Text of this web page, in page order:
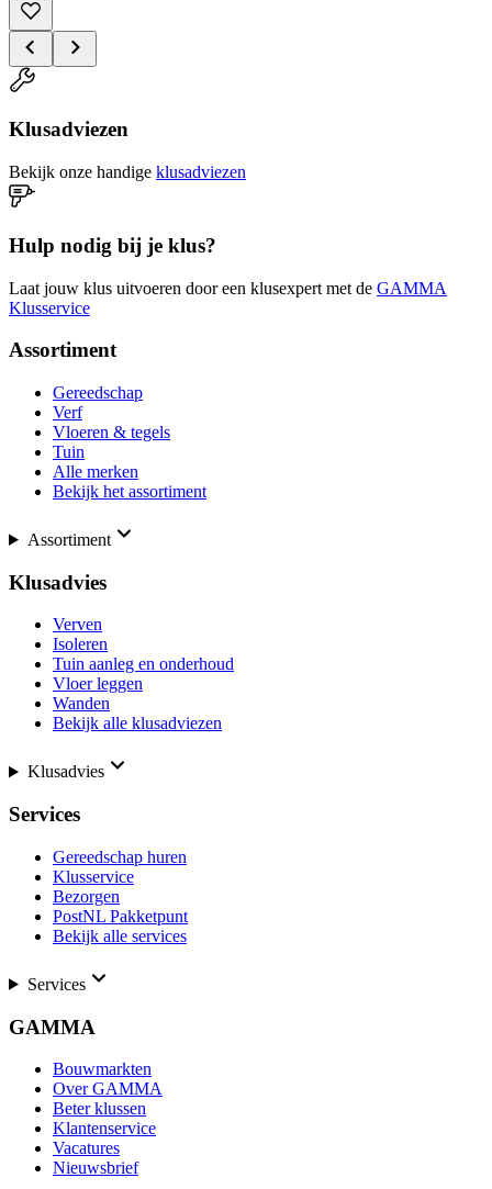
Klusadviezen
Bekijk onze handige klusadviezen
Hulp nodig bij je klus?
Laat jouw klus uitvoeren door een klusexpert met de GAMMA
Klusservice
Assortiment
Gereedschap
Verf
Vloeren & tegels
Tuin
Alle merken
Bekijk het assortiment
Assortiment
Klusadvies
Verven
Isoleren
Tuin aanleg en onderhoud
Vloer leggen
Wanden
Bekijk alle klusadviezen
Klusadvies
Services
Gereedschap huren
Klusservice
Bezorgen
PostNL Pakketpunt
Bekijk alle services
Services
GAMMA
Bouwmarkten
Over GAMMA
Beter klussen
Klantenservice
Vacatures
Nieuwsbrief